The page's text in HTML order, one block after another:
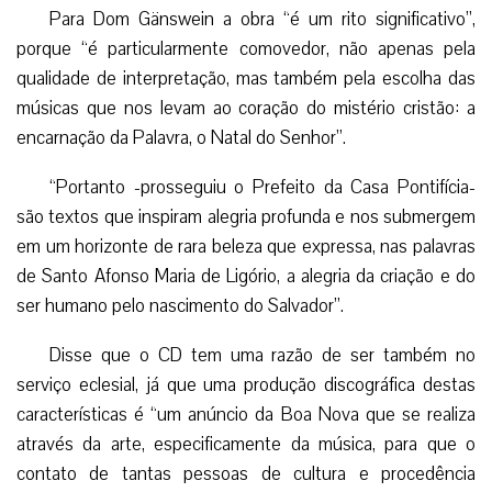
Para Dom Gänswein a obra “é um rito significativo”,
porque “é particularmente comovedor, não apenas pela
qualidade de interpretação, mas também pela escolha das
músicas que nos levam ao coração do mistério cristão: a
encarnação da Palavra, o Natal do Senhor”.
“Portanto -prosseguiu o Prefeito da Casa Pontifícia-
são textos que inspiram alegria profunda e nos submergem
em um horizonte de rara beleza que expressa, nas palavras
de Santo Afonso Maria de Ligório, a alegria da criação e do
ser humano pelo nascimento do Salvador”.
Disse que o CD tem uma razão de ser também no
serviço eclesial, já que uma produção discográfica destas
características é “um anúncio da Boa Nova que se realiza
através da arte, especificamente da música, para que o
contato de tantas pessoas de cultura e procedência